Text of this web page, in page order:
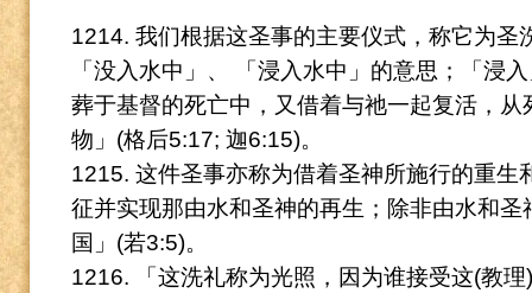
1214. 我们根据这圣事的主要仪式，称它为圣
「没入水中」、 「浸入水中」的意思；「浸
葬于基督的死亡中，又借着与祂一起复活，
物」(格后5:17; 迦6:15)。
1215. 这件圣事亦称为借着圣神所施行的重生
征并实现那由水和圣神的再生；除非由水和
国」(若3:5)。
1216. 「这洗礼称为光照，因为谁接受这(教